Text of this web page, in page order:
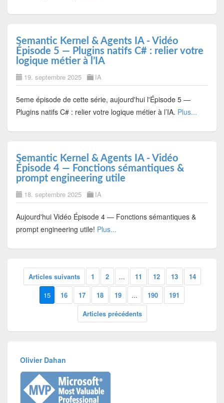
Semantic Kernel & Agents IA - Vidéo
Épisode 5 — Plugins natifs C# : relier votre
logique métier à l’IA
19. septembre 2025 IA
5eme épisode de cette série, aujourd'hui l'Épisode 5 —
Plugins natifs C# : relier votre logique métier à l’IA. Plus...
Semantic Kernel & Agents IA - Vidéo
Épisode 4 — Fonctions sémantiques &
prompt engineering utile
18. septembre 2025 IA
Aujourd'hui Vidéo Épisode 4 — Fonctions sémantiques &
prompt engineering utile! Plus...
Articles suivants 1 2 ... 11 12 13
14
15
16 17 18 19 ... 190
191
Articles précédents
Olivier Dahan